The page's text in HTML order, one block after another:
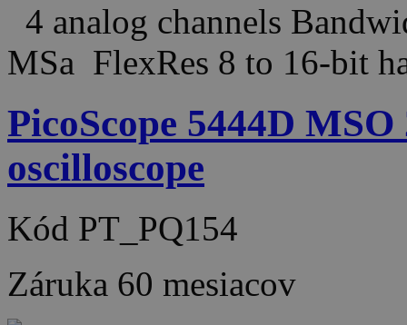
4 analog channels
MSa FlexRes 8 to 16-bit
PicoScope 5444D
oscilloscope
Kód PT_PQ154
Záruka 60 mesiacov